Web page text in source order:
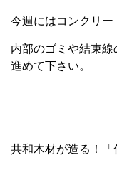
今週にはコンクリー
内部のゴミや結束
進めて下さい。
共和木材が造る！
（設計